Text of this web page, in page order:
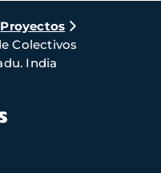
Proyectos
Colectivos
India